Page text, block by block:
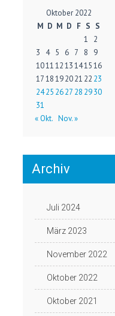
Oktober 2022
M D M D F S S
1
2
3
4 5 6 7 8
9
10111213141516
1718192021 22 23
2425 2627 28 2930
31
« Okt. Nov. »
Archiv
Juli 2024
März 2023
November 2022
Oktober 2022
Oktober 2021